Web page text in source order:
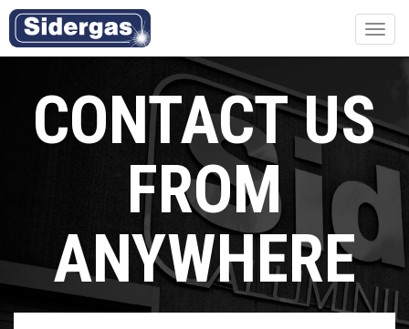
CONTACT US
FROM
ANYWHERE